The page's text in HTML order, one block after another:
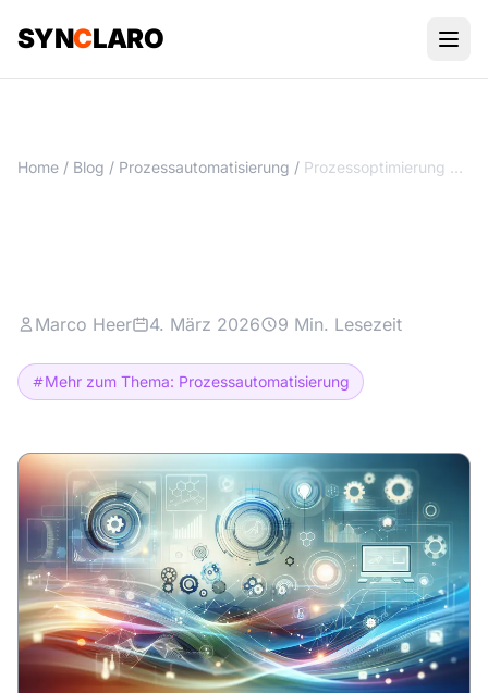
SYNCLARO
Home / Blog / Prozessautomatisierung / Prozessoptimierung mit KI: 7 Schritte zur Zeitersparnis
Marco Heer 4. März 2026 9 Min. Lesezeit
Mehr zum Thema: Prozessautomatisierung